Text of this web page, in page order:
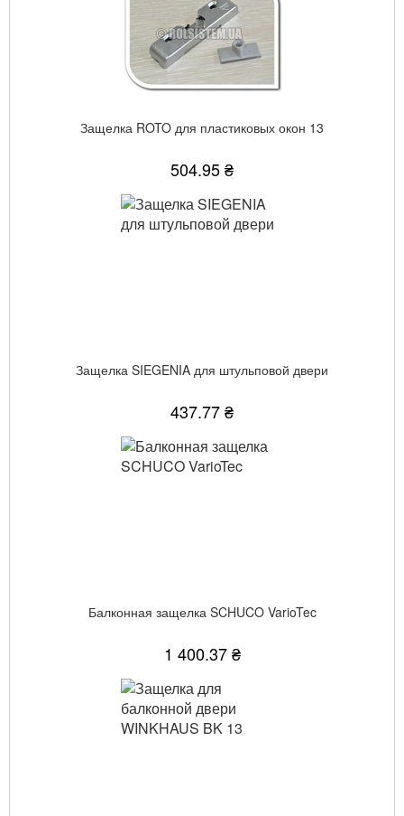
Защелка ROTO для пластиковых окон 13
504.95 ₴
Защелка SIEGENIA для штульповой двери
437.77 ₴
Балконная защелка SCHUCO VarioTec
1 400.37 ₴